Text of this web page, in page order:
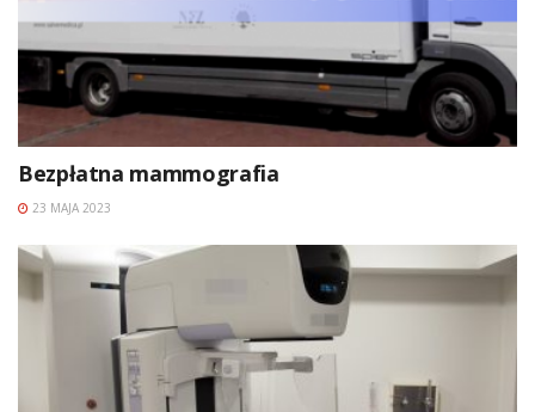
Bezpłatna mammografia
23 MAJA 2023